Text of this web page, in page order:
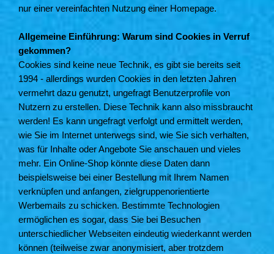
nur einer vereinfachten Nutzung einer Homepage.
Allgemeine Einführung: Warum sind Cookies in Verruf
gekommen?
Cookies sind keine neue Technik, es gibt sie bereits seit
1994 - allerdings wurden Cookies in den letzten Jahren
vermehrt dazu genutzt, ungefragt Benutzerprofile von
Nutzern zu erstellen. Diese Technik kann also missbraucht
werden! Es kann ungefragt verfolgt und ermittelt werden,
wie Sie im Internet unterwegs sind, wie Sie sich verhalten,
was für Inhalte oder Angebote Sie anschauen und vieles
mehr. Ein Online-Shop könnte diese Daten dann
beispielsweise bei einer Bestellung mit Ihrem Namen
verknüpfen und anfangen, zielgruppenorientierte
Werbemails zu schicken. Bestimmte Technologien
ermöglichen es sogar, dass Sie bei Besuchen
unterschiedlicher Webseiten eindeutig wiederkannt werden
können (teilweise zwar anonymisiert, aber trotzdem